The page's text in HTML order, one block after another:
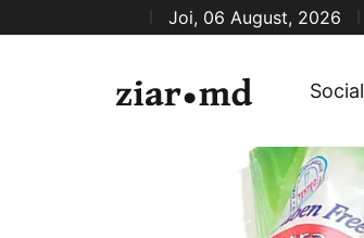
Joi, 06 August, 2026
Social